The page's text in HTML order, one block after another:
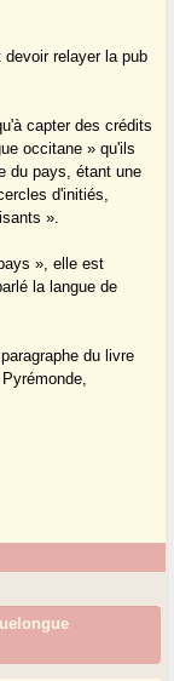
relayer la pub
capter des crédits
occitane » qu'ils
du pays, étant une
d'initiés,
».
», elle est
la langue de
du livre